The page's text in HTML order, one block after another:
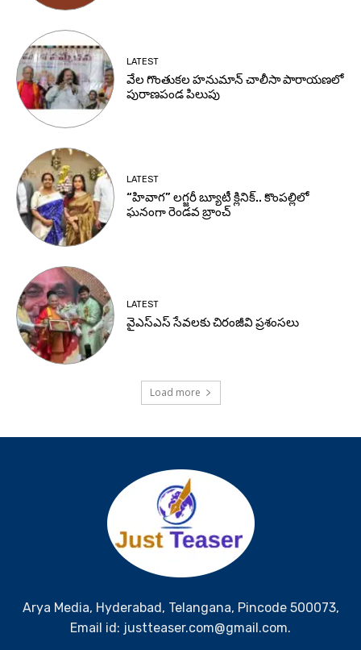
LATEST
వేల గొంతుకల హనుమాన్ చాలీసా పారాయణలో
పురాణపండ పిలుపు
LATEST
“హివాగ” లగ్జరీ బ్యూటీ క్లినిక్.. కొంపల్లిలో
ఘనంగా రెండవ బ్రాంచ్
LATEST
వైఎస్ఎస్ సేవలకు చిరంజీవి ప్రశంసలు
Load more
Arya Media, Hyderabad, Telangana, Pincode 500073,
Email id: justteaser.com@gmail.com.